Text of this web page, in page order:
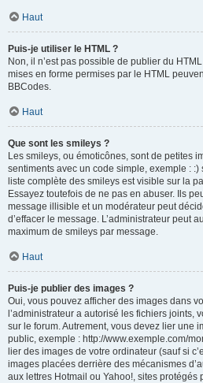
Haut
Puis-je utiliser le HTML ?
Non, il n’est pas possible de publier du
mises en forme permises par le HTML
BBCodes.
Haut
Que sont les smileys ?
Les smileys, ou émoticônes, sont de petites
sentiments avec un code simple, exemple :
liste complète des smileys est visible sur la
Essayez toutefois de ne pas en abuser. Ils
message illisible et un modérateur peut
d’effacer le message. L’administrateur peut
maximum de smileys par message.
Haut
Puis-je publier des images ?
Oui, vous pouvez afficher des images dans
l’administrateur a autorisé les fichiers joints,
sur le forum. Autrement, vous devez lier une
public, exemple : http://www.exemple.com/
lier des images de votre ordinateur (sauf si
images placées derrière des mécanismes
aux lettres Hotmail ou Yahoo!, sites protégés